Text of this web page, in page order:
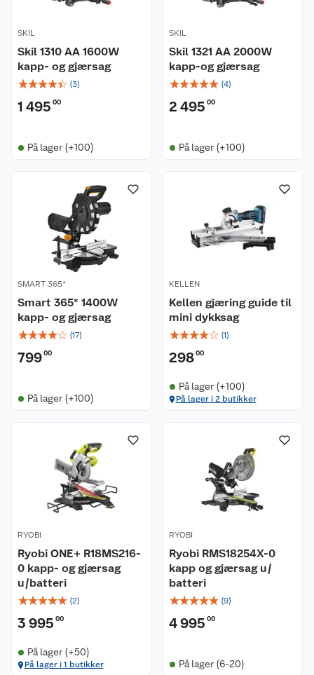
SKIL
Skil 1310 AA 1600W
kapp- og gjærsag
☆☆☆☆☆ (3)
1 495 00
På lager (+100)
SKIL
Skil 1321 AA 2000W
kapp-og gjærsag
☆☆☆☆☆ (4)
2 495 00
På lager (+100)
SMART 365*
Smart 365* 1400W
kapp- og gjærsag
☆☆☆☆☆ (17)
79900
På lager (+100)
KELLEN
Kellen gjæring guide til
mini dykksag
☆☆☆☆☆ (1)
29800
På lager (+100)
På lager i 2 butikker
RYOBI
Ryobi ONE+ R18MS216-
0 kapp- og gjærsag
u/batteri
☆☆☆☆☆ (2)
3 995 00
På lager (+50)
På lager i 1 butikker
RYOBI
Ryobi RMS18254X-0
kapp og gjærsag u/
batteri
☆☆☆☆☆ (9)
4 995 00
På lager (6-20)
Om oss
Kontakt oss